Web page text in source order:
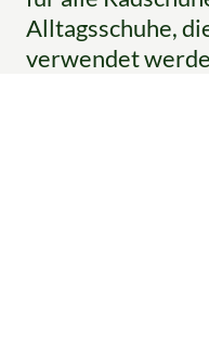
Alltagsschuhe,
verwendet